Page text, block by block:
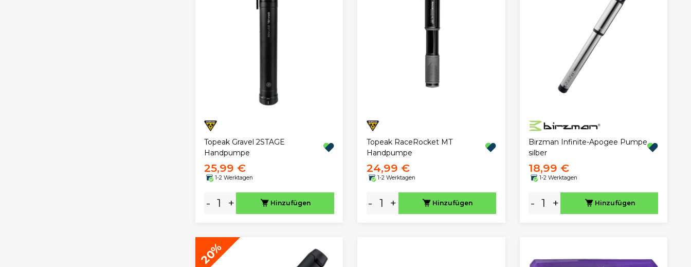
Topeak Gravel 2STAGE
Handpumpe
25,99 €
1-2 Werktagen
- + Hinzufügen
Topeak RaceRocket MT
Handpumpe
24,99 €
1-2 Werktagen
- + Hinzufügen
Birzman Infinite-Apogee Pumpe
silber
18,99 €
1-2 Werktagen
- + Hinzufügen
20%